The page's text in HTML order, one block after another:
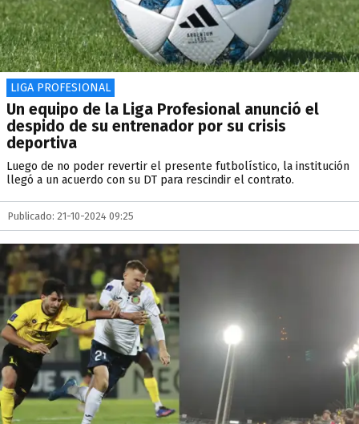
LIGA PROFESIONAL
Un equipo de la Liga Profesional anunció el
despido de su entrenador por su crisis
deportiva
Luego de no poder revertir el presente futbolístico, la institución
llegó a un acuerdo con su DT para rescindir el contrato.
Publicado: 21-10-2024 09:25